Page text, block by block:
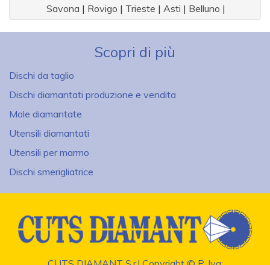
Savona | Rovigo | Trieste | Asti | Belluno |
Aosta|
Scopri di più
Dischi da taglio
Dischi diamantati produzione e vendita
Mole diamantate
Utensili diamantati
Utensili per marmo
Dischi smerigliatrice